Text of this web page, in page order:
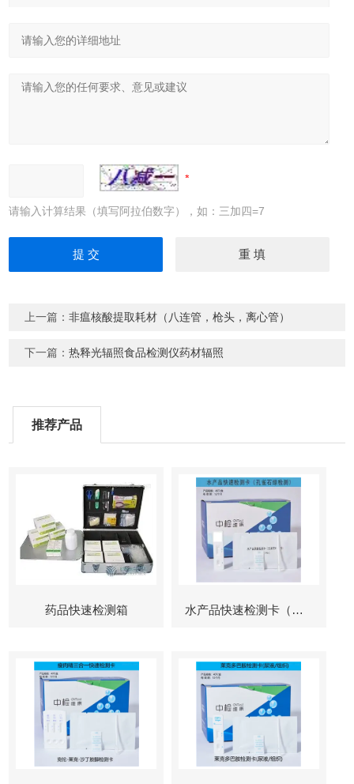
请输入计算结果（填写阿拉伯数字），如：三加四=7
上一篇：非瘟核酸提取耗材（八连管，枪头，离心管）
下一篇：热释光辐照食品检测仪药材辐照
推荐产品
药品快速检测箱 水产品快速检测卡（孔雀石绿检测）